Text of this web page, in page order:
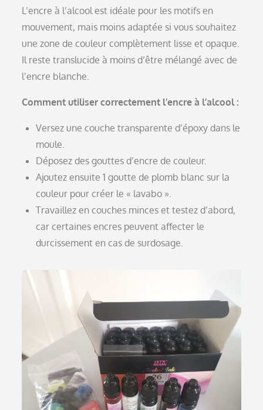
L’encre à l’alcool est idéale pour les motifs en
mouvement, mais moins adaptée si vous souhaitez
une zone de couleur complètement lisse et opaque.
Il reste translucide à moins d’être mélangé avec de
l’encre blanche.
Comment utiliser correctement l’encre à l’alcool :
Versez une couche transparente d’époxy dans le
moule.
Déposez des gouttes d’encre de couleur.
Ajoutez ensuite 1 goutte de plomb blanc sur la
couleur pour créer le « lavabo ».
Travaillez en couches minces et testez d’abord,
car certaines encres peuvent affecter le
durcissement en cas de surdosage.